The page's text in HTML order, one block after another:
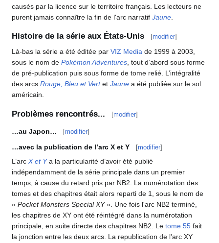
causés par la licence sur le territoire français. Les lecteurs ne
purent jamais connaître la fin de l'arc narratif Jaune
Histoire de la série aux États-Unis [modifier]
Là-bas la série a été éditée par VIZ Media de 1999 à 2003,
sous le nom de Pokémon Adventures , tout d’abord sous forme
de pré-publication puis sous forme de tome relié. L’intégralité
des arcs Rouge, Bleu et Vertet Jaune a été publiée sur le sol
américain.
Problèmes rencontrés... [modifier]
…au Japon… [modifier]
…avec la publication de l’arc X et Y [modifier]
L’arc X et Ya la particularité d’avoir été publié
indépendamment de la série principale dans un premier
temps, à cause du retard pris par NB2. La numérotation des
tomes et des chapitres était alors reparti de 1, sous le nom de
« Pocket Monsters Special XY ». Une fois l'arc NB2 terminé,
les chapitres de XY ont été réintégré dans la numérotation
principale, en suite directe des chapitres NB2. Le tome 55 fait
la jonction entre les deux arcs. La republication de l'arc XY